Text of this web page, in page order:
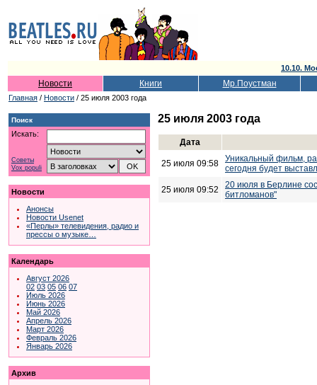
10.10.
Новости Книги Мр.Поустман
Главная / Новости / 25 июля 2003 года
Поиск
Искать:
Советы
Vox populi
Новости
Анонсы
Новости Usenet
«Перлы» телевидения, радио и
прессы о музыке…
Календарь
Август 2026
02 03 05 06 07
Июль 2026
Июнь 2026
Май 2026
Апрель 2026
Март 2026
Февраль 2026
Январь 2026
Архив
25 июля 2003 года
Дата
25 июля 09:58
Уникальный фильм,
сегодня будет
25 июля 09:52
20 июля в Берлине
битломанов"